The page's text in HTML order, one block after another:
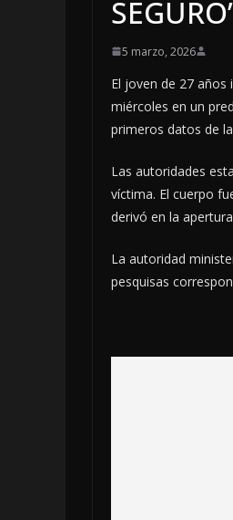
5 marzo, 2026
El joven de 27 años
miércoles en un
primeros datos de
Las autoridades
víctima. El cuerpo
derivó en la
La autoridad
pesquisas